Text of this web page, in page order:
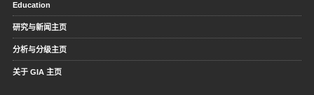
Education
研究与新闻主页
分析与分级主页
关于 GIA 主页